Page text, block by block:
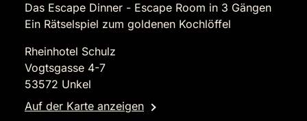
Das Escape Dinner - Escape Room in 3 Gängen
Ein Rätselspiel zum goldenen Kochlöffel
Rheinhotel Schulz
Vogtsgasse 4-7
53572 Unkel
Auf der Karte anzeigen